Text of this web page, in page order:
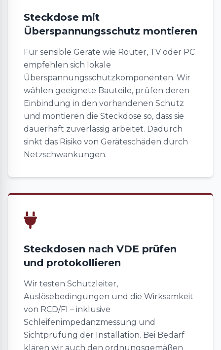
Steckdose mit
Überspannungsschutz montieren
Für sensible Geräte wie Router, TV oder PC
empfehlen sich lokale
Überspannungsschutzkomponenten. Wir
wählen geeignete Bauteile, prüfen deren
Einbindung in den vorhandenen Schutz
und montieren die Steckdose so, dass sie
dauerhaft zuverlässig arbeitet. Dadurch
sinkt das Risiko von Geräteschäden durch
Netzschwankungen.
Steckdosen nach VDE prüfen
und protokollieren
Wir testen Schutzleiter,
Auslösebedingungen und die Wirksamkeit
von RCD/FI – inklusive
Schleifenimpedanzmessung und
Sichtprüfung der Installation. Bei Bedarf
klären wir auch den ordnungsgemäßen